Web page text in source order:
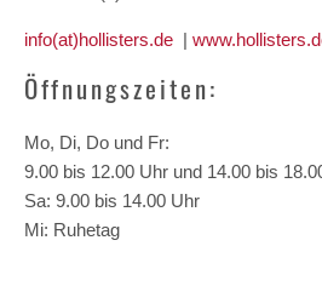
info(at)hollisters.de |
Öffnungszeiten:
Mo, Di, Do und Fr:
9.00 bis 12.00 Uhr und 14.00 bis
Sa: 9.00 bis 14.00 Uhr
Mi: Ruhetag